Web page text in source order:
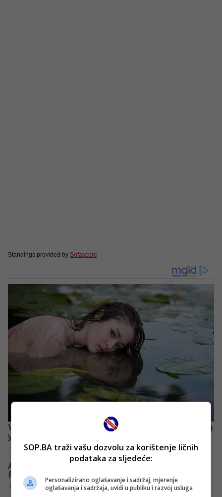
Standings provided by Sofascore
SOP.BA traži vašu dozvolu za korištenje ličnih
podataka za sljedeće:
Personalizirano oglašavanje i sadržaj, mjerenje
oglašavanja i sadržaja, uvidi u publiku i razvoj usluga